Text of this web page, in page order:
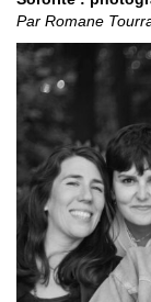
Par Romane